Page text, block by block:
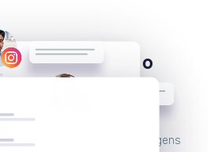
com o
Messenger e
para responder às mensagens